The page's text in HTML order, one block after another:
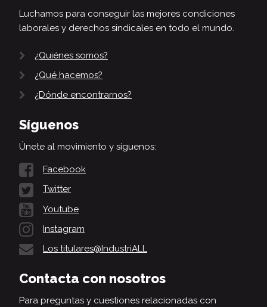
Luchamos para conseguir las mejores condiciones
laborales y derechos sindicales en todo el mundo.
¿Quiénes somos?
¿Qué hacemos?
¿Dónde encontrarnos?
Síguenos
Únete al movimiento y síguenos:
Facebook
Twitter
Youtube
Instagram
Los titulares@IndustriALL
Contacta con nosotros
Para preguntas y cuestiones relacionadas con